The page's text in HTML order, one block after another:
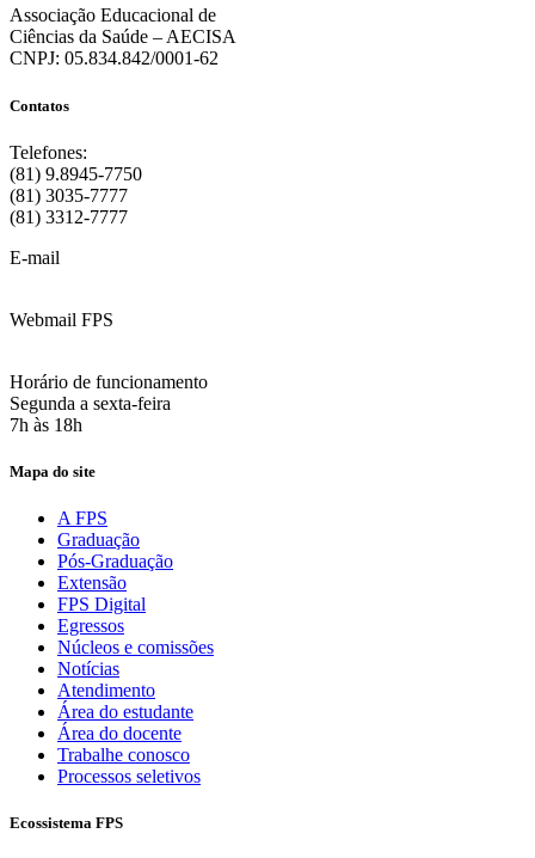
Associação Educacional de
Ciências da Saúde – AECISA
CNPJ: 05.834.842/0001-62
Contatos
Telefones:
(81) 9.8945-7750
(81) 3035-7777
(81) 3312-7777
E-mail
Webmail FPS
Horário de funcionamento
Segunda a sexta-feira
7h às 18h
Mapa do site
A FPS
Graduação
Pós-Graduação
Extensão
FPS Digital
Egressos
Núcleos e comissões
Notícias
Atendimento
Área do estudante
Área do docente
Trabalhe conosco
Processos seletivos
Ecossistema FPS